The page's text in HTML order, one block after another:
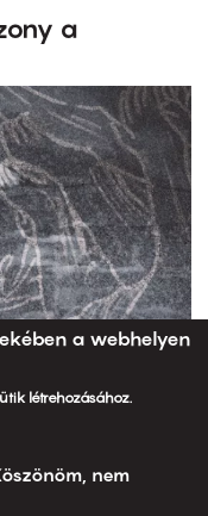
a
a webhelyen
létrehozásához.
nem